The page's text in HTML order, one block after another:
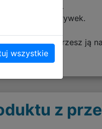
rozgrywki.
rozgrywek.
zabierzesz ją
z
wszystkie